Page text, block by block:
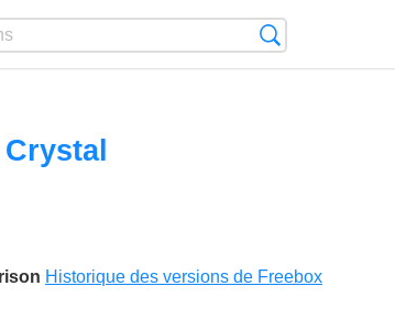
Historique des versions de Freebox